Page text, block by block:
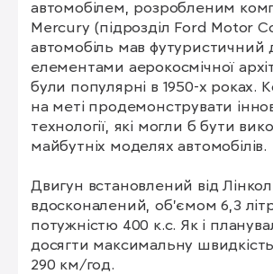
автомобілем, розробленим
Mercury (підрозділ Ford Motor
автомобіль мав футуристичний
елементами аерокосмічної
були популярні в 1950-х роках.
на меті продемонструвати
технології, які могли б бути
майбутніх моделях автомобілів.
Двигун встановлений від
вдосконалений, об'ємом 6,3
потужністю 400 к.с. Як і
досягти максимальну
290 км/год.